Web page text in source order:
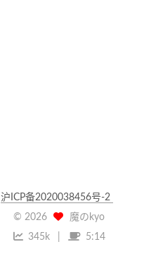
沪ICP备2020038456号-2
© 2026
魔のkyo
345k
5:14